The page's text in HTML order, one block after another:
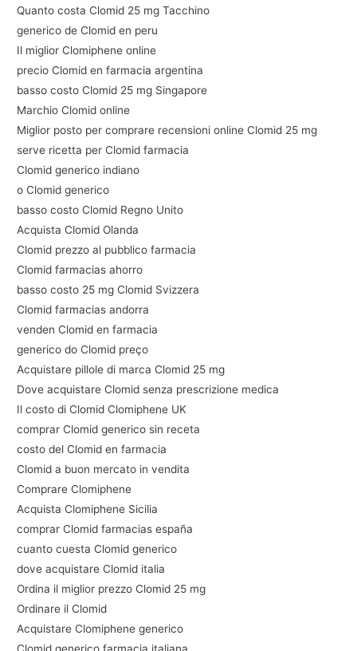
Quanto costa Clomid 25 mg Tacchino
generico de Clomid en peru
Il miglior Clomiphene online
precio Clomid en farmacia argentina
basso costo Clomid 25 mg Singapore
Marchio Clomid online
Miglior posto per comprare recensioni online Clomid 25 mg
serve ricetta per Clomid farmacia
Clomid generico indiano
o Clomid generico
basso costo Clomid Regno Unito
Acquista Clomid Olanda
Clomid prezzo al pubblico farmacia
Clomid farmacias ahorro
basso costo 25 mg Clomid Svizzera
Clomid farmacias andorra
venden Clomid en farmacia
generico do Clomid preço
Acquistare pillole di marca Clomid 25 mg
Dove acquistare Clomid senza prescrizione medica
Il costo di Clomid Clomiphene UK
comprar Clomid generico sin receta
costo del Clomid en farmacia
Clomid a buon mercato in vendita
Comprare Clomiphene
Acquista Clomiphene Sicilia
comprar Clomid farmacias españa
cuanto cuesta Clomid generico
dove acquistare Clomid italia
Ordina il miglior prezzo Clomid 25 mg
Ordinare il Clomid
Acquistare Clomiphene generico
Clomid generico farmacia italiana